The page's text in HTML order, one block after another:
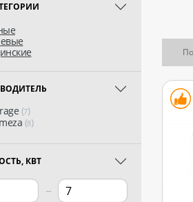
(7)
(8)
КВТ
−